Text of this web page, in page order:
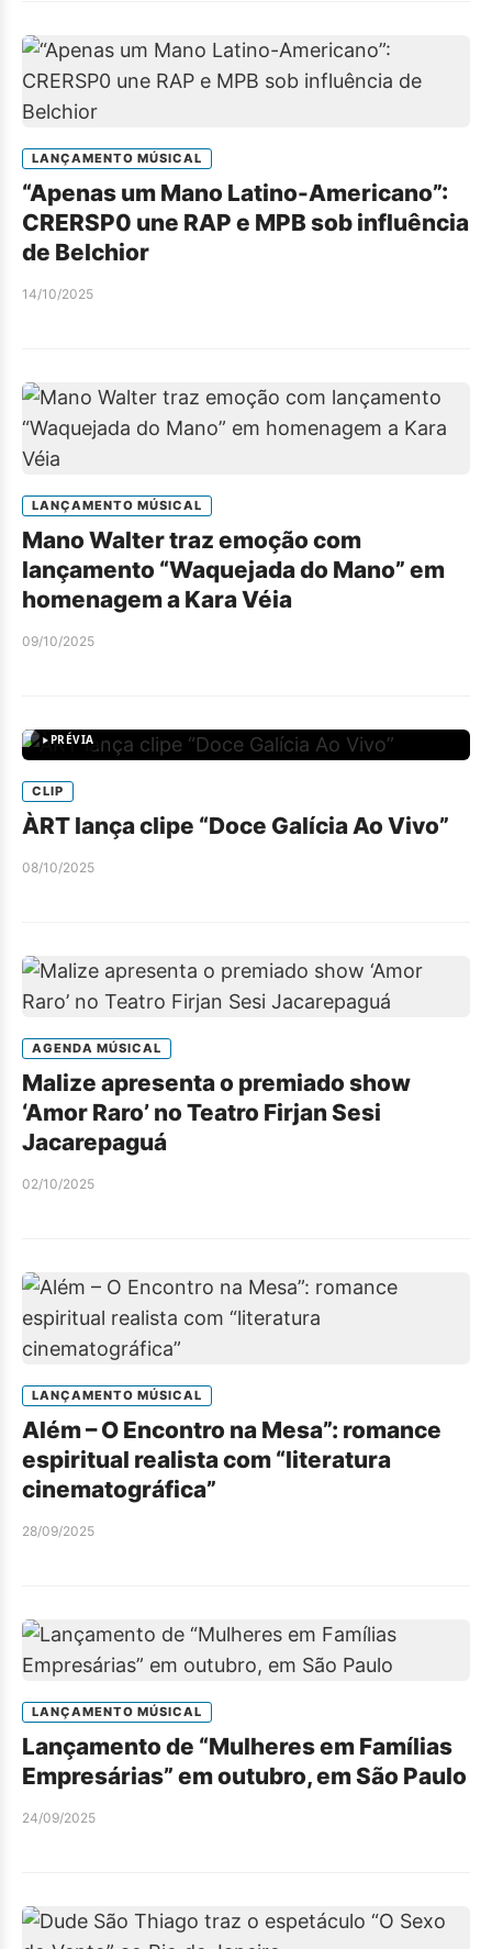
LANÇAMENTO MÚSICAL
“Apenas um Mano Latino-Americano”:
CRERSP0 une RAP e MPB sob influência
de Belchior
14/10/2025
LANÇAMENTO MÚSICAL
Mano Walter traz emoção com
lançamento “Waquejada do Mano” em
homenagem a Kara Véia
09/10/2025
PRÉVIA
CLIP
ÀRT lança clipe “Doce Galícia Ao Vivo”
08/10/2025
AGENDA MÚSICAL
Malize apresenta o premiado show
‘Amor Raro’ no Teatro Firjan Sesi
Jacarepaguá
02/10/2025
LANÇAMENTO MÚSICAL
Além – O Encontro na Mesa”: romance
espiritual realista com “literatura
cinematográfica”
28/09/2025
LANÇAMENTO MÚSICAL
Lançamento de “Mulheres em Famílias
Empresárias” em outubro, em São Paulo
24/09/2025